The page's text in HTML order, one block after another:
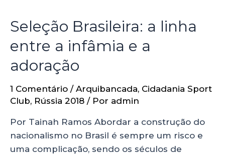
Seleção Brasileira: a linha
entre a infâmia e a
adoração
1 Comentário / Arquibancada, Cidadania Sport
Club, Rússia 2018 / Por admin
Por Tainah Ramos Abordar a construção do
nacionalismo no Brasil é sempre um risco e
uma complicação, sendo os séculos de